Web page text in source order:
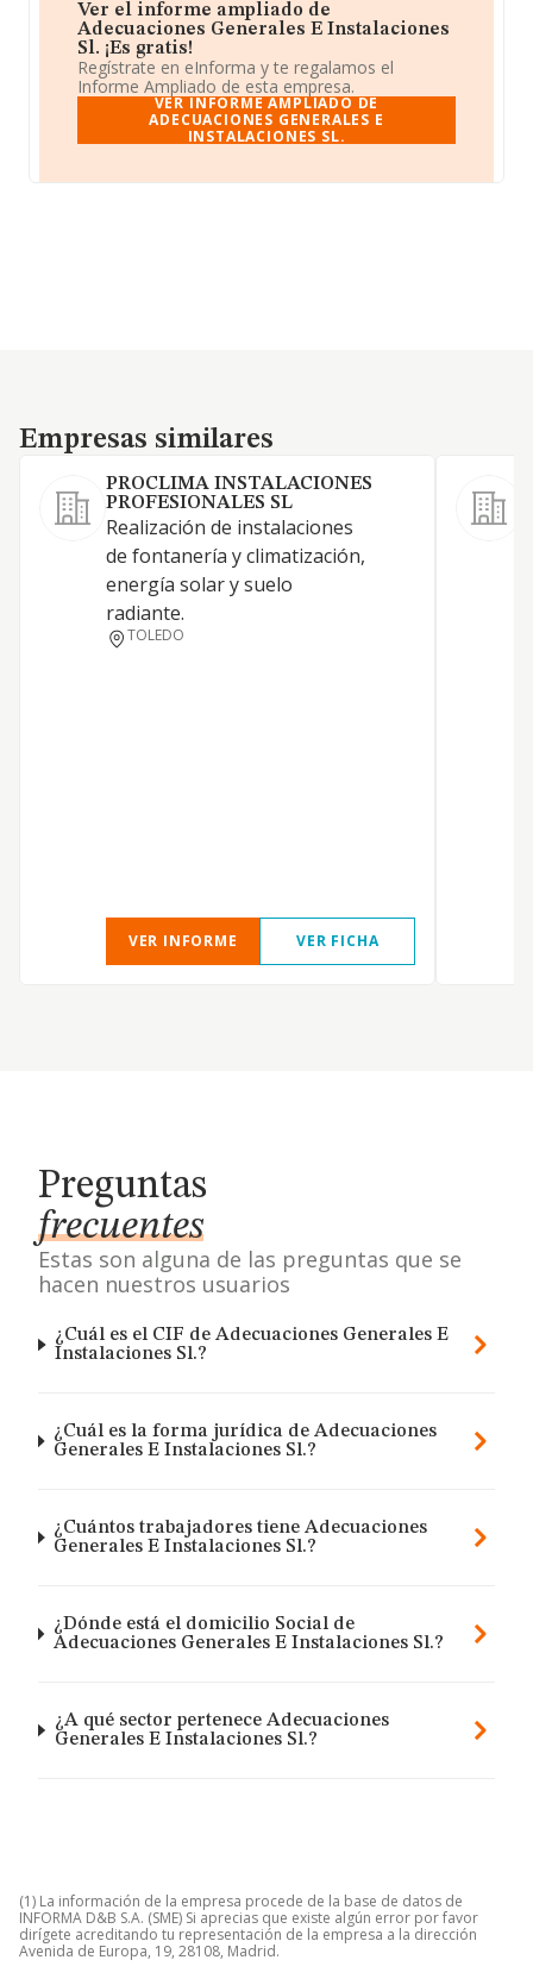
Ver el informe ampliado de
Adecuaciones Generales E Instalaciones
Sl. ¡Es gratis!
Regístrate en eInforma y te regalamos el
Informe Ampliado de esta empresa.
VER INFORME AMPLIADO DE
ADECUACIONES GENERALES E
INSTALACIONES SL.
Empresas similares
Empresas similares
PROCLIMA INSTALACIONES
PROFESIONALES SL
Realización de instalaciones
de fontanería y climatización,
energía solar y suelo
radiante.
TOLEDO
VER INFORME VER FICHA
Preguntas
frecuentes
Estas son alguna de las preguntas que se
hacen nuestros usuarios
¿Cuál es el CIF de Adecuaciones Generales E
Instalaciones Sl.?
¿Cuál es la forma jurídica de Adecuaciones
Generales E Instalaciones Sl.?
¿Cuántos trabajadores tiene Adecuaciones
Generales E Instalaciones Sl.?
¿Dónde está el domicilio Social de
Adecuaciones Generales E Instalaciones Sl.?
¿A qué sector pertenece Adecuaciones
Generales E Instalaciones Sl.?
(1) La información de la empresa procede de la base de datos de
INFORMA D&B S.A. (SME) Si aprecias que existe algún error por favor
dirígete acreditando tu representación de la empresa a la dirección
Avenida de Europa, 19, 28108, Madrid.